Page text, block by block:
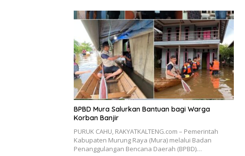
BPBD Mura Salurkan Bantuan bagi Warga
Korban Banjir
PURUK CAHU, RAKYATKALTENG.com – Pemerintah
Kabupaten Murung Raya (Mura) melalui Badan
Penanggulangan Bencana Daerah (BPBD)…